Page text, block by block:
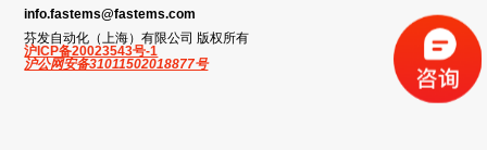
info.fastems@fastems.com
芬发自动化（上海）有限公司 版权所有
沪ICP备20023543号-1
沪公网安备31011502018877号